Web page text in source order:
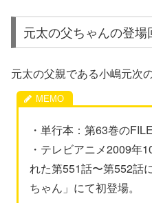
元太の父ちゃんの登場
元太の父親である小嶋元次
・単行本：第63巻の
・テレビアニメ2009年
れた第551話〜第552話
ちゃん」にて初登場。